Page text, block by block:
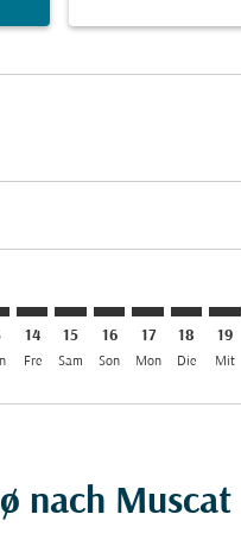
14
Fre
15
Sam
16
Son
17
Mon
18
Die
19
Mit
nach Muscat